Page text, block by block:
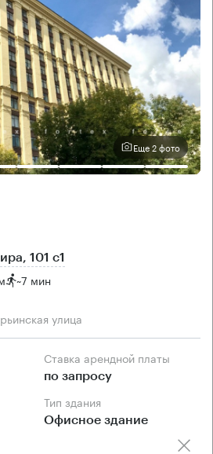
Еще 2 фото
101 с1
~7 мин
улица
Ставка арендной платы
по запросу
Тип здания
Офисное здание